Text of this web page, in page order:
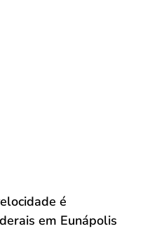
é
em Eunápolis